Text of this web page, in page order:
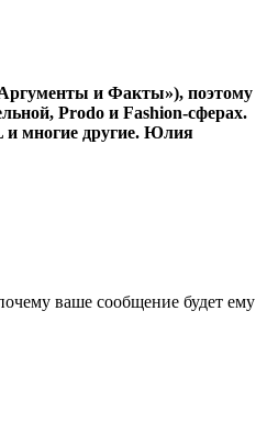
и Факты»), поэтому
Prodo и Fashion-сферах.
многие другие. Юлия
ваше сообщение будет ему